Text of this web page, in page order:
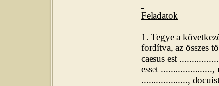
Feladatok
1. Tegye a
fordítva, az összes
caesus est
esset .....................,
...................,